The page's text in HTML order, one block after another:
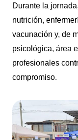
Durante la
nutrición,
vacunación y, de
psicológica, área
profesionales
compromiso.